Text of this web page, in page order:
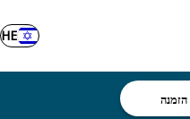
HE
הזמנה